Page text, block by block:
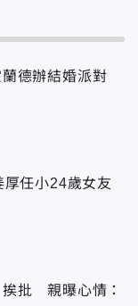
蘭德辦結婚派對
厚任小24歲女友
挨批 親曝心情：